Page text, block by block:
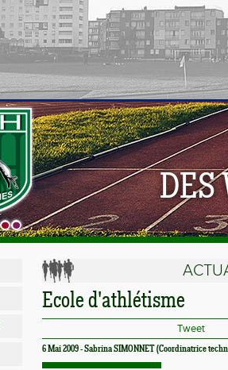
DES
Ecole d'athlétisme
Tweet
6 Mai 2009 - Sabrina SIMONNET (Coordinatrice